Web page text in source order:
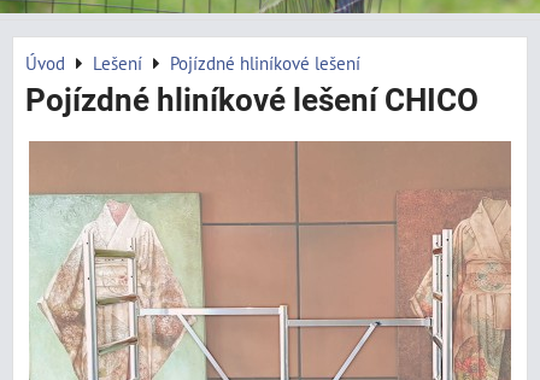
Úvod Lešení Pojízdné hliníkové lešení
Pojízdné hliníkové lešení CHICO